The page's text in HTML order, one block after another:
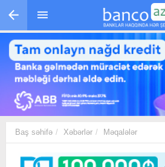
Skip to main content
Baş səhifə Xəbərlər Məqalələr